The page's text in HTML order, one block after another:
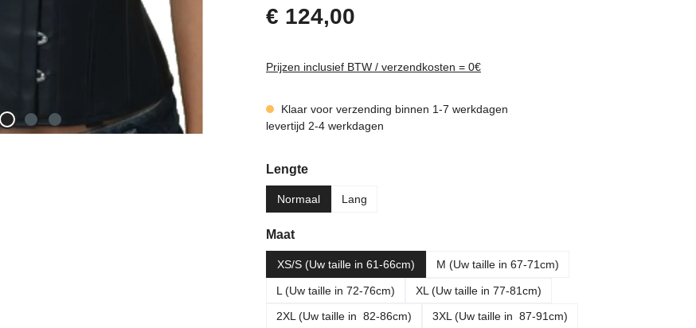
€ 124,00
Prijzen inclusief BTW / verzendkosten = 0€
Klaar voor verzending binnen 1-7 werkdagen
levertijd 2-4 werkdagen
Selecteer
Lengte
Normaal Lang
Selecteer
Maat
XS/S (Uw taille in 61-66cm) M (Uw taille in 67-71cm)
L (Uw taille in 72-76cm)
XL (Uw taille in 77-81cm)
2XL (Uw taille in 82-86cm)
3XL (Uw taille in 87-91cm)